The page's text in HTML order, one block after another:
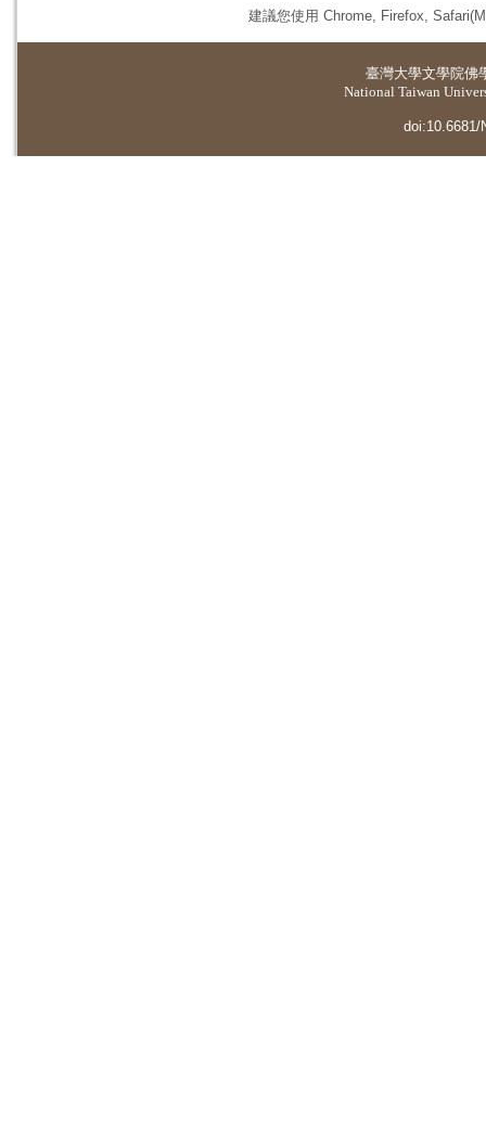
建議您使用 Chrome, Firefox,
臺灣大學文學院佛
National Taiwan
doi:10.6681/